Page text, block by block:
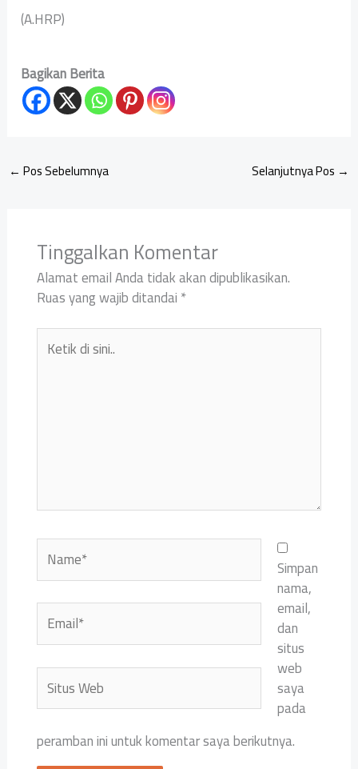
(A.HRP)
Bagikan Berita
← Pos Sebelumnya Selanjutnya Pos →
Tinggalkan Komentar
Alamat email Anda tidak akan dipublikasikan.
Ruas yang wajib ditandai*
Ketik
Name*
Email*
Situs
Web
Simpan
nama,
email,
dan
situs
web
saya
pada
peramban ini untuk komentar saya berikutnya.